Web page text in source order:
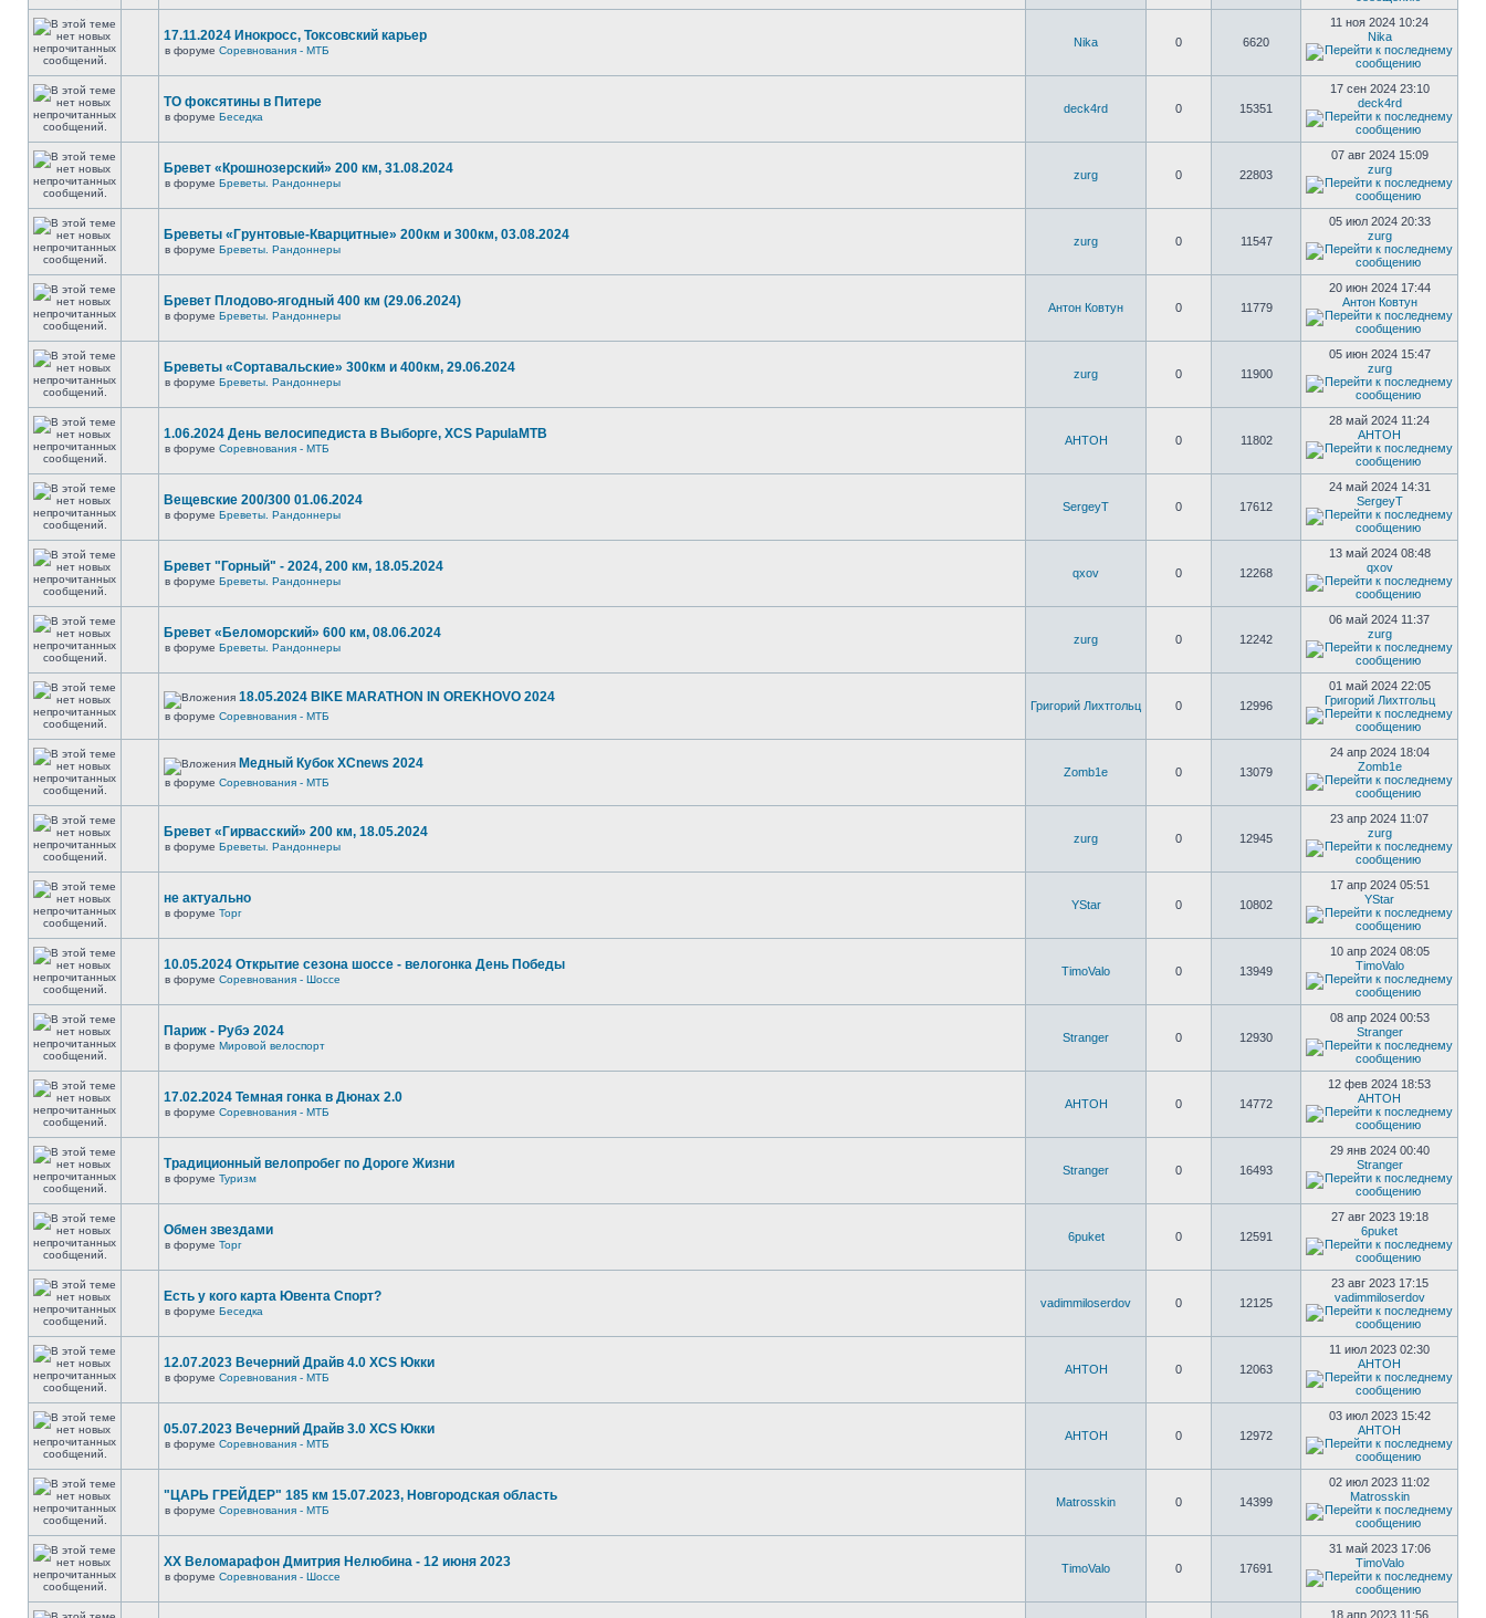
17.11.2024 Инокросс, Токсовский карьер
в форуме Соревнования - МТБ
Nika 0 6620
11 ноя 2024 10:24
Nika
ТО фоксятины в Питере
в форуме Беседка
deck4rd 0 15351
17 сен 2024 23:10
deck4rd
Бревет «Крошнозерский» 200 км, 31.08.2024
в форуме Бреветы. Рандоннеры
zurg 0 22803
07 авг 2024 15:09
zurg
Бреветы «Грунтовые-Кварцитные» 200км и 300км, 03.08.2024
в форуме Бреветы. Рандоннеры
zurg 0 11547
05 июл 2024 20:33
zurg
Бревет Плодово-ягодный 400 км (29.06.2024)
в форуме Бреветы. Рандоннеры
Антон Ковтун 0 11779
20 июн 2024 17:44
Антон Ковтун
Бреветы «Сортавальские» 300км и 400км, 29.06.2024
в форуме Бреветы. Рандоннеры
zurg 0 11900
05 июн 2024 15:47
zurg
1.06.2024 День велосипедиста в Выборге, XCS PapulaMTB
в форуме Соревнования - МТБ
AHTOH 0 11802
28 май 2024 11:24
AHTOH
Вещевские 200/300 01.06.2024
в форуме Бреветы. Рандоннеры
SergeyT 0 17612
24 май 2024 14:31
SergeyT
Бревет "Горный" - 2024, 200 км, 18.05.2024
в форуме Бреветы. Рандоннеры
qxov 0 12268
13 май 2024 08:48
qxov
Бревет «Беломорский» 600 км, 08.06.2024
в форуме Бреветы. Рандоннеры
zurg 0 12242
06 май 2024 11:37
zurg
18.05.2024 BIKE MARATHON IN OREKHOVO 2024
в форуме Соревнования - МТБ
Григорий Лихтгольц 0 12996
01 май 2024 22:05
Григорий Лихтгольц
Медный Кубок XCnews 2024
в форуме Соревнования - МТБ
Zomb1e 0 13079
24 апр 2024 18:04
Zomb1e
Бревет «Гирвасский» 200 км, 18.05.2024
в форуме Бреветы. Рандоннеры
zurg 0 12945
23 апр 2024 11:07
zurg
не актуально
в форуме Торг
YStar 0 10802
17 апр 2024 05:51
YStar
10.05.2024 Открытие сезона шоссе - велогонка День Победы
в форуме Соревнования - Шоссе
TimoValo 0 13949
10 апр 2024 08:05
TimoValo
Париж - Рубэ 2024
в форуме Мировой велоспорт
Stranger 0 12930
08 апр 2024 00:53
Stranger
17.02.2024 Темная гонка в Дюнах 2.0
в форуме Соревнования - МТБ
AHTOH 0 14772
12 фев 2024 18:53
AHTOH
Традиционный велопробег по Дороге Жизни
в форуме Туризм
Stranger 0 16493
29 янв 2024 00:40
Stranger
Обмен звездами
в форуме Торг
6puket 0 12591
27 авг 2023 19:18
6puket
Есть у кого карта Ювента Спорт?
в форуме Беседка
vadimmiloserdov 0 12125
23 авг 2023 17:15
vadimmiloserdov
12.07.2023 Вечерний Драйв 4.0 XCS Юкки
в форуме Соревнования - МТБ
AHTOH 0 12063
11 июл 2023 02:30
AHTOH
05.07.2023 Вечерний Драйв 3.0 XCS Юкки
в форуме Соревнования - МТБ
AHTOH 0 12972
03 июл 2023 15:42
AHTOH
"ЦАРЬ ГРЕЙДЕР" 185 км 15.07.2023, Новгородская область
в форуме Соревнования - МТБ
Matrosskin 0 14399
02 июл 2023 11:02
Matrosskin
XX Веломарафон Дмитрия Нелюбина - 12 июня 2023
в форуме Соревнования - Шоссе
TimoValo 0 17691
31 май 2023 17:06
TimoValo
18 апр 2023 11:56